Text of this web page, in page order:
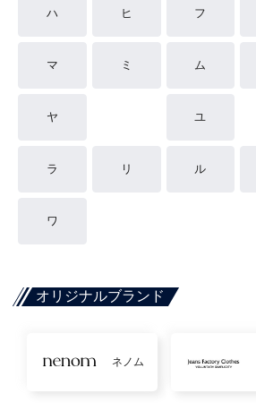
ハ ヒ フ
マ ミ ム
ヤ ユ
ラ リ ル
ワ
オリジナルブランド
ネノム